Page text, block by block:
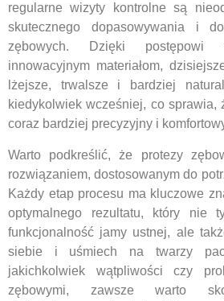
regularne wizyty kontrolne są
skutecznego dopasowywania i
zębowych. Dzięki postępowi
innowacyjnym materiałom,
lżejsze, trwalsze i bardziej
kiedykolwiek wcześniej, co sprawia,
coraz bardziej precyzyjny i
Warto podkreślić, że protezy
rozwiązaniem, dostosowanym do
Każdy etap procesu ma kluczowe
optymalnego rezultatu, który nie
funkcjonalność jamy ustnej, ale
siebie i uśmiech na twarzy
jakichkolwiek wątpliwości czy
zębowymi, zawsze warto